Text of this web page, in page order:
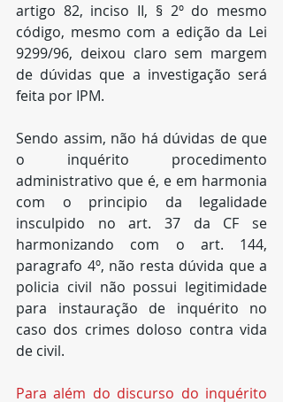
artigo 82, inciso II, § 2º do mesmo
código, mesmo com a edição da Lei
9299/96, deixou claro sem margem
de dúvidas que a investigação será
feita por IPM.
Sendo assim, não há dúvidas de que
o inquérito procedimento
administrativo que é, e em harmonia
com o principio da legalidade
insculpido no art. 37 da CF se
harmonizando com o art. 144,
paragrafo 4º, não resta dúvida que a
policia civil não possui legitimidade
para instauração de inquérito no
caso dos crimes doloso contra vida
de civil.
Para além do discurso do inquérito